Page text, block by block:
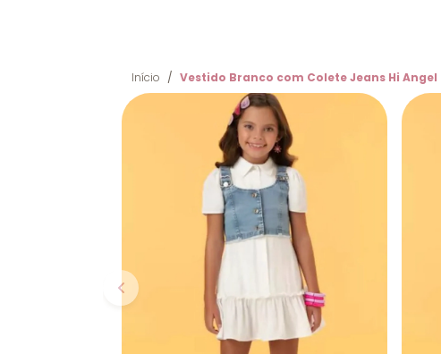
Início Vestido Branco com Colete Jeans Hi Angel